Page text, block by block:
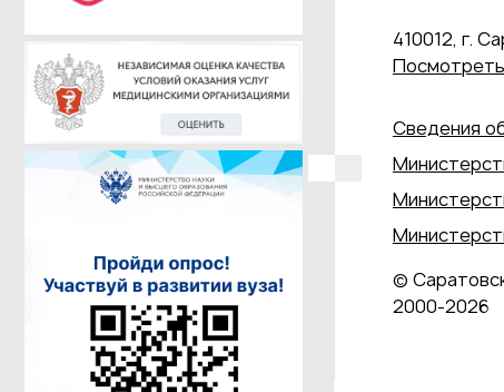
410012, г.
Сведения
©
2000‑2026